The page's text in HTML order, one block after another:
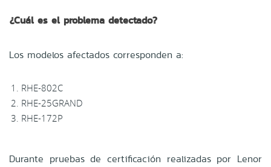
¿Cuál es el problema detectado?
Los modelos afectados corresponden a:
RHE-802C
RHE-25GRAND
RHE-172P
Durante pruebas de certificación realizadas por Lenor